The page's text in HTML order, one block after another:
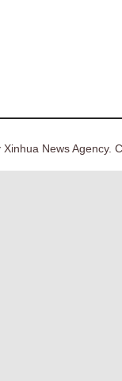
News Agency.